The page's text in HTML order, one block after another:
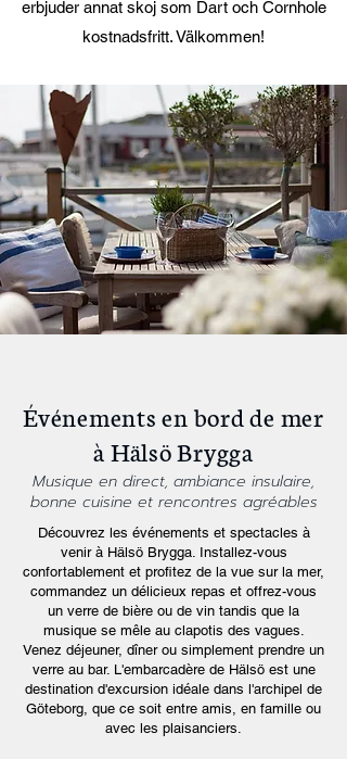
erbjuder annat skoj som Dart och Cornhole
kostnadsfritt. Välkommen!
Événements en bord de mer
à Hälsö Brygga
Musique en direct, ambiance insulaire,
bonne cuisine et rencontres agréables
Découvrez les événements et spectacles à
venir à Hälsö Brygga. Installez-vous
confortablement et profitez de la vue sur la mer,
commandez un délicieux repas et offrez-vous
un verre de bière ou de vin tandis que la
musique se mêle au clapotis des vagues.
Venez déjeuner, dîner ou simplement prendre un
verre au bar. L'embarcadère de Hälsö est une
destination d'excursion idéale dans l'archipel de
Göteborg, que ce soit entre amis, en famille ou
avec les plaisanciers.